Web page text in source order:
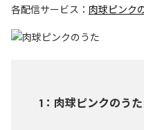
各配信サービス： 肉球ピンク
1 ： 肉球ピンクのうた